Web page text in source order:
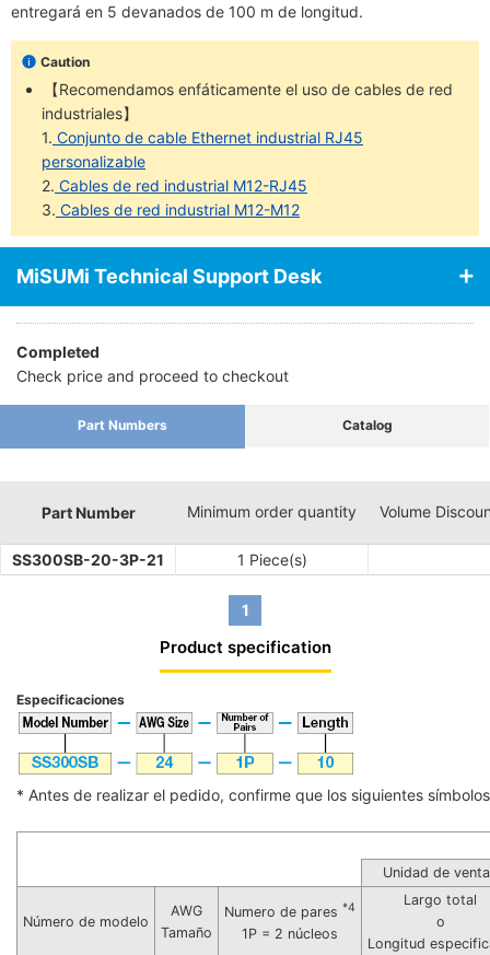
entregará en 5 devanados de 100 m de longitud.
Caution
【Recomendamos enfáticamente el uso de cables de red
industriales】
1. Conjunto de cable Ethernet industrial RJ45
personalizable
2. Cables de red industrial M12-RJ45
3. Cables de red industrial M12-M12
MiSUMi Technical Support Desk
Completed
Check price and proceed to checkout
Part Numbers Catalog
Part Number Minimum order quantity Volume
SS300SB-20-3P-21 1 Piece(s)
1
Product specification
Especificaciones
* Antes de realizar el pedido, confirme que los siguientes
Unidad de
Número de modelo
AWG
Tamaño
Numero de pares *4
1P = 2 núcleos
Largo total
o
Longitud